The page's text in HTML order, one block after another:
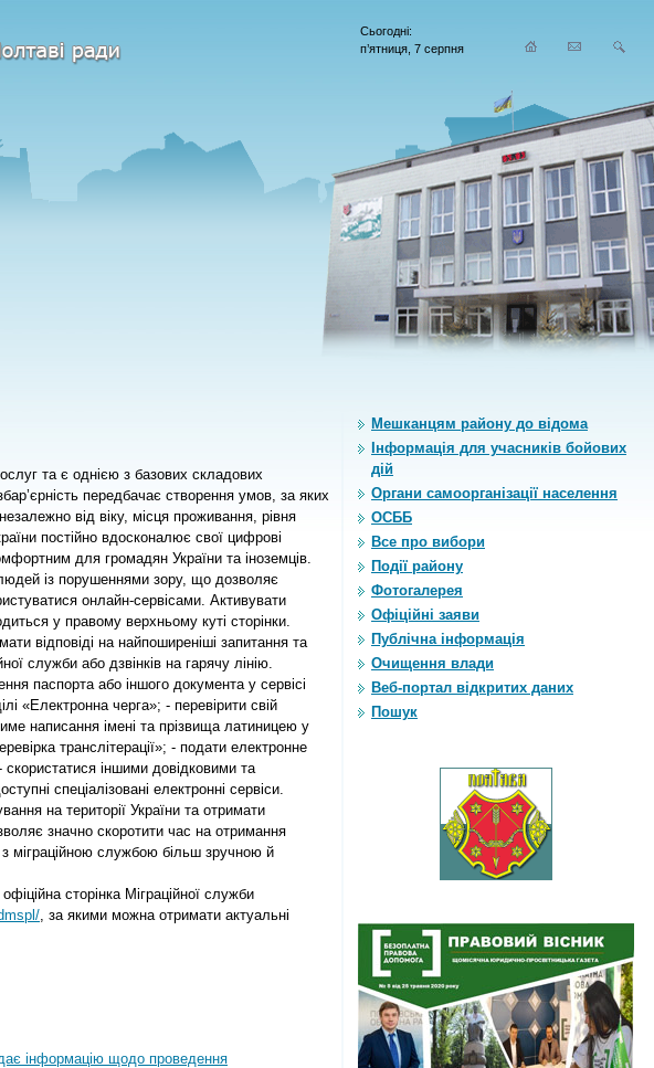
Сьогодні:
п’ятниця, 7 серпня
та є однією з базових складових
передбачає створення умов, за яких
від віку, місця проживання, рівня
постійно вдосконалює свої цифрові
для громадян України та іноземців.
із порушеннями зору, що дозволяє
онлайн-сервісами. Активувати
у правому верхньому куті сторінки.
відповіді на найпоширеніші запитання та
служби або дзвінків на гарячу лінію.
паспорта або іншого документа у сервісі
«Електронна черга»; - перевірити свій
написання імені та прізвища латиницею у
транслітерації»; - подати електронне
іншими довідковими та
спеціалізовані електронні сервіси.
на території України та отримати
значно скоротити час на отримання
з міграційною службою більш зручною й
сторінка Міграційної служби
, за якими можна отримати актуальні
щодо проведення
Мешканцям району до відома
Інформація для учасників бойових
дій
Органи самоорганiзацiї населення
ОСББ
Все про вибори
Події району
Фотогалерея
Офіційні заяви
Публічна інформація
Очищення влади
Веб-портал відкритих даних
Пошук